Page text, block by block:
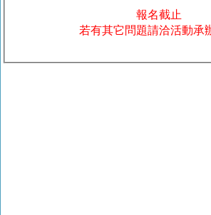
報名截止
若有其它問題請洽活動承